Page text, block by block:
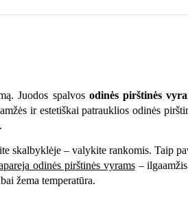
Juodos spalvos odinės pirštinės
ir estetiškai patrauklios odinės
skalbyklėje – valykite rankomis. Taip
odinės pirštinės vyrams–
žema temperatūra.